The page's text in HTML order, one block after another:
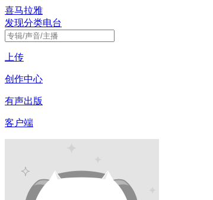
喜马拉雅
发现分类电台
上传
创作中心
有声出版
客户端